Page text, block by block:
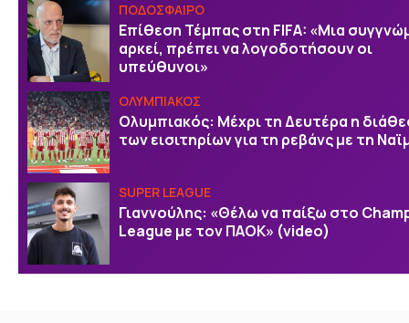
ΠΟΔΟΣΦΑΙΡΟ
Επίθεση Τέμπας στη FIFA: «Μια
αρκεί, πρέπει να λογοδοτήσουν οι
υπεύθυνοι»
ΟΛΥΜΠΙΑΚΟΣ
Ολυμπιακός: Μέχρι τη Δευτέρα η
των εισιτηρίων για τη ρεβάνς με τη
SUPER LEAGUE
Γιαννούλης: «Θέλω να παίξω στο
League με τον ΠΑΟΚ» (video)